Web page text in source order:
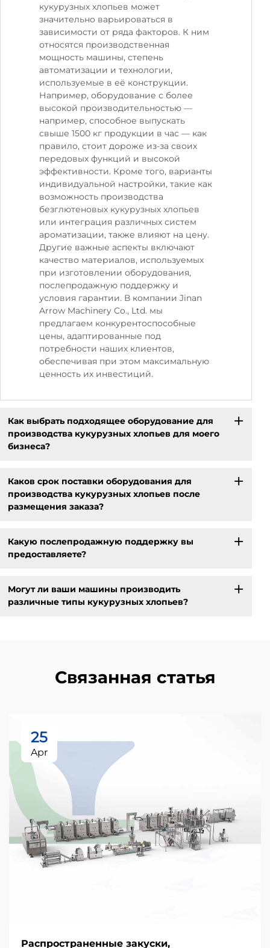
кукурузных хлопьев может
значительно варьироваться в
зависимости от ряда факторов. К ним
относятся производственная
мощность машины, степень
автоматизации и технологии,
используемые в её конструкции.
Например, оборудование с более
высокой производительностью —
например, способное выпускать
свыше 1500 кг продукции в час — как
правило, стоит дороже из-за своих
передовых функций и высокой
эффективности. Кроме того, варианты
индивидуальной настройки, такие как
возможность производства
безглютеновых кукурузных хлопьев
или интеграция различных систем
ароматизации, также влияют на цену.
Другие важные аспекты включают
качество материалов, используемых
при изготовлении оборудования,
послепродажную поддержку и
условия гарантии. В компании Jinan
Arrow Machinery Co., Ltd. мы
предлагаем конкурентоспособные
цены, адаптированные под
потребности наших клиентов,
обеспечивая при этом максимальную
ценность их инвестиций.
Как выбрать подходящее оборудование для
производства кукурузных хлопьев для моего
бизнеса?
Каков срок поставки оборудования для
производства кукурузных хлопьев после
размещения заказа?
Какую послепродажную поддержку вы
предоставляете?
Могут ли ваши машины производить
различные типы кукурузных хлопьев?
Связанная статья
25
Apr
Распространенные закуски,